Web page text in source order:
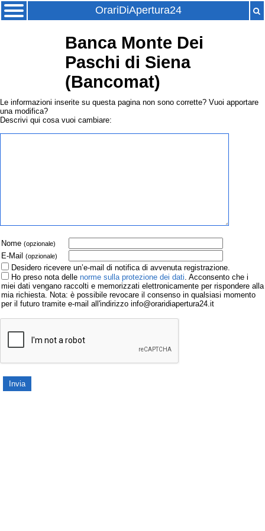
OrariDiApertura24
Banca Monte Dei
Paschi di Siena
(Bancomat)
Le informazioni inserite su questa pagina non sono corrette? Vuoi apportare
una modifica?
Descrivi qui cosa vuoi cambiare:
Nome (opzionale)
E-Mail (opzionale)
Desidero ricevere un’e-mail di notifica di avvenuta registrazione.
Ho preso nota delle norme sulla protezione dei dati. Acconsento che i
miei dati vengano raccolti e memorizzati elettronicamente per rispondere alla
mia richiesta. Nota: è possibile revocare il consenso in qualsiasi momento
per il futuro tramite e-mail all'indirizzo info@oraridiapertura24.it